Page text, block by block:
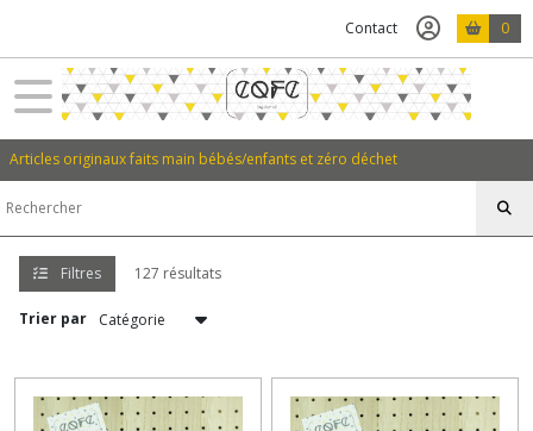
Contact 0
Articles originaux faits main bébés/enfants et zéro déchet
Filtres 127 résultats
Trier par
FILTRES
Tous
les
Bébés
-
Enfants
zéro
déchet
(26)